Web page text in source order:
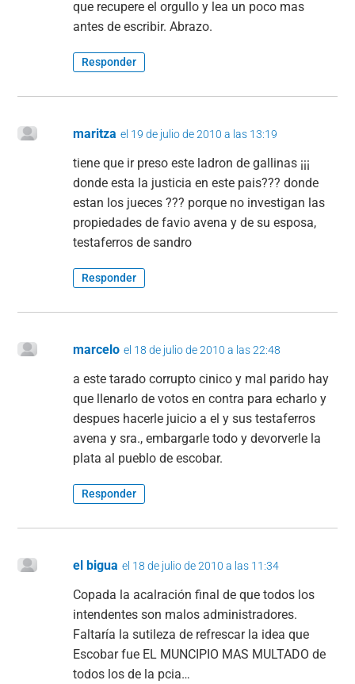
que recupere el orgullo y lea un poco mas
antes de escribir. Abrazo.
Responder
maritza el 19 de julio de 2010 a las 13:19
tiene que ir preso este ladron de gallinas ¡¡¡
donde esta la justicia en este pais??? donde
estan los jueces ??? porque no investigan las
propiedades de favio avena y de su esposa,
testaferros de sandro
Responder
marcelo el 18 de julio de 2010 a las 22:48
a este tarado corrupto cinico y mal parido hay
que llenarlo de votos en contra para echarlo y
despues hacerle juicio a el y sus testaferros
avena y sra., embargarle todo y devorverle la
plata al pueblo de escobar.
Responder
el bigua el 18 de julio de 2010 a las 11:34
Copada la acalración final de que todos los
intendentes son malos administradores.
Faltaría la sutileza de refrescar la idea que
Escobar fue EL MUNCIPIO MAS MULTADO de
todos los de la pcia…